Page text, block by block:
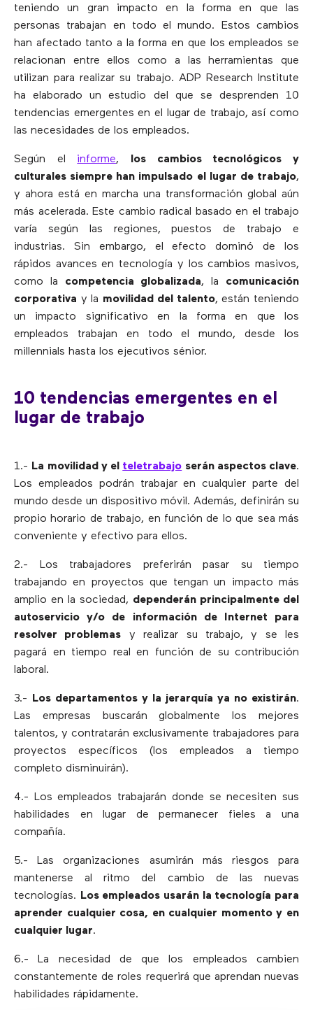
teniendo un gran impacto en la forma en que las
personas trabajan en todo el mundo. Estos cambios
han afectado tanto a la forma en que los empleados se
relacionan entre ellos como a las herramientas que
utilizan para realizar su trabajo. ADP Research Institute
ha elaborado un estudio del que se desprenden 10
tendencias emergentes en el lugar de trabajo, así como
las necesidades de los empleados.
Según el informe,
los cambios tecnológicos y
culturales siempre han impulsado el lugar de trabajo,
y ahora está en marcha una transformación global aún
más acelerada. Este cambio radical basado en el trabajo
varía según las regiones, puestos de trabajo e
industrias. Sin embargo, el efecto dominó de los
rápidos avances en tecnología y los cambios masivos,
como la competencia globalizada, la comunicación
corporativa y la movilidad del talento, están teniendo
un impacto significativo en la forma en que los
empleados trabajan en todo el mundo, desde los
millennials hasta los ejecutivos sénior.
10 tendencias emergentes en el
lugar de trabajo
1.- La movilidad y el teletrabajo serán aspectos clave.
Los empleados podrán trabajar en cualquier parte del
mundo desde un dispositivo móvil. Además, definirán su
propio horario de trabajo, en función de lo que sea más
conveniente y efectivo para ellos.
2.- Los trabajadores preferirán pasar su tiempo
trabajando en proyectos que tengan un impacto más
amplio en la sociedad, dependerán principalmente del
autoservicio y/o de información de Internet para
resolver problemas y realizar su trabajo, y se les
pagará en tiempo real en función de su contribución
laboral.
3.- Los departamentos y la jerarquía ya no existirán.
Las empresas buscarán globalmente los mejores
talentos, y contratarán exclusivamente trabajadores para
proyectos específicos (los empleados a tiempo
completo disminuirán).
4.- Los empleados trabajarán donde se necesiten sus
habilidades en lugar de permanecer fieles a una
compañía.
5.- Las organizaciones asumirán más riesgos para
mantenerse al ritmo del cambio de las nuevas
tecnologías.
Los empleados usarán la tecnología para
aprender cualquier cosa, en cualquier momento y en
cualquier lugar.
6.- La necesidad de que los empleados cambien
constantemente de roles requerirá que aprendan nuevas
habilidades rápidamente.